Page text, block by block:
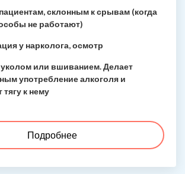
склонным к срывам (когда
не работают)
у нарколога, осмотр
или вшиванием. Делает
употребление алкоголя и
тягу к нему
Подробнее